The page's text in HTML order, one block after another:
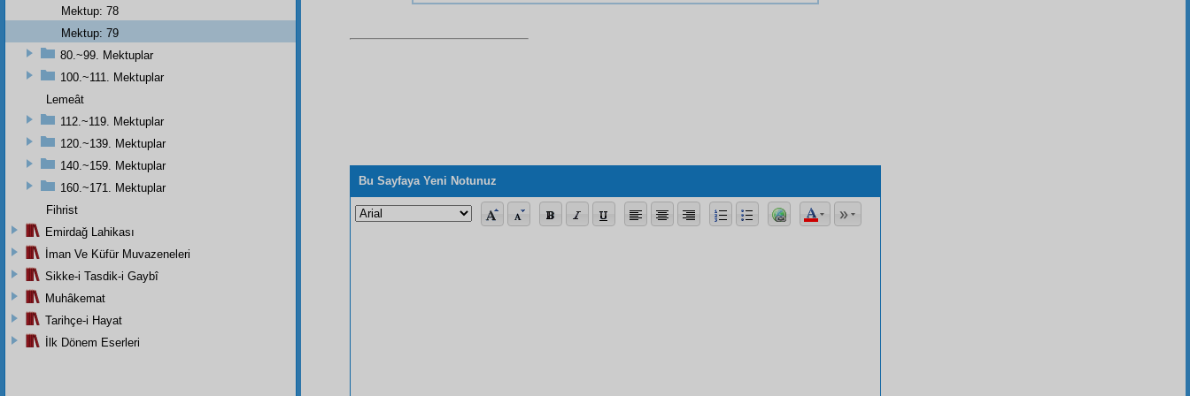
Bu Sayfaya Yeni Notunuz
Mektup: 78
Mektup: 79
80.~99. Mektuplar
100.~111. Mektuplar
Lemeât
112.~119. Mektuplar
120.~139. Mektuplar
140.~159. Mektuplar
160.~171. Mektuplar
Fihrist
Emirdağ Lahikası
İman Ve Küfür Muvazeneleri
Sikke-i Tasdik-i Gaybî
Muhâkemat
Tarihçe-i Hayat
İlk Dönem Eserleri